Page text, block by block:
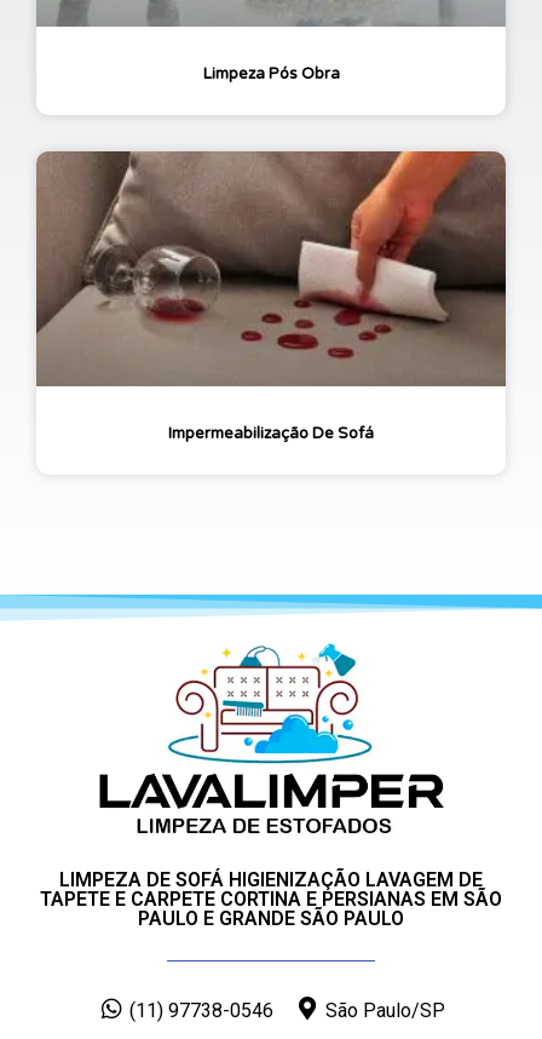
Limpeza Pós Obra
Impermeabilização De Sofá
LIMPEZA DE SOFÁ HIGIENIZAÇÃO LAVAGEM DE
TAPETE E CARPETE CORTINA E PERSIANAS EM SÃO
PAULO E GRANDE SÃO PAULO
(11) 97738-0546 São Paulo/SP